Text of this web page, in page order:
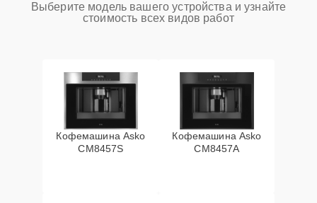
Выберите модель вашего устройства и узнайте
стоимость всех видов работ
Кофемашина Asko
CM8457S
Кофемашина Asko
CM8457A